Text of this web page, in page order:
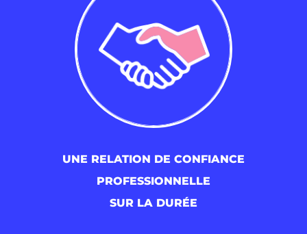
UNE RELATION DE CONFIANCE
PROFESSIONNELLE
SUR LA DURÉE